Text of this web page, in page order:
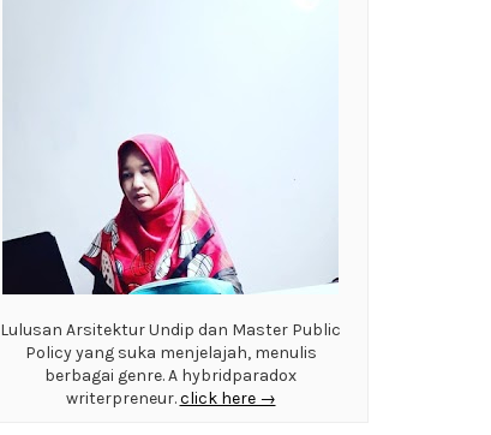
Lulusan Arsitektur Undip dan Master Public
Policy yang suka menjelajah, menulis
berbagai genre. A hybridparadox
writerpreneur.click here →